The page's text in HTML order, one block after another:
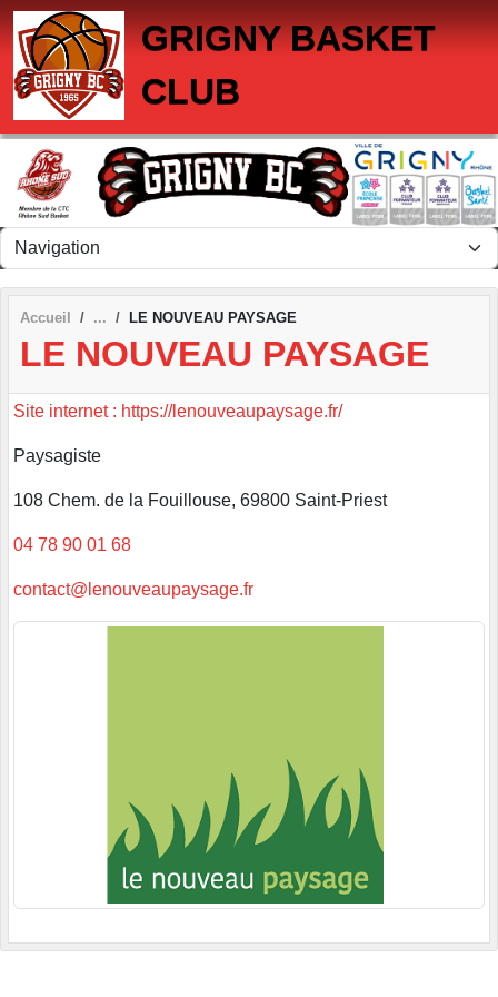
GRIGNY BASKET
CLUB
Accueil LE NOUVEAU PAYSAGE
LE NOUVEAU PAYSAGE
Site internet : https://lenouveaupaysage.fr/
Paysagiste
108 Chem. de la Fouillouse, 69800 Saint-Priest
04 78 90 01 68
contact@lenouveaupaysage.fr
Panneau de gestion des cookies